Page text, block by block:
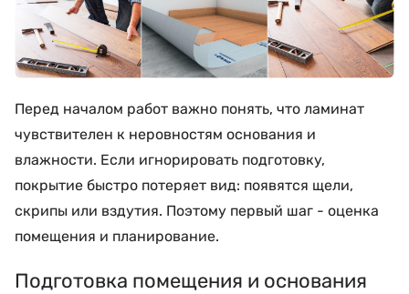
Перед началом работ важно понять, что ламинат
чувствителен к неровностям основания и
влажности. Если игнорировать подготовку,
покрытие быстро потеряет вид: появятся щели,
скрипы или вздутия. Поэтому первый шаг - оценка
помещения и планирование.
Подготовка помещения и основания